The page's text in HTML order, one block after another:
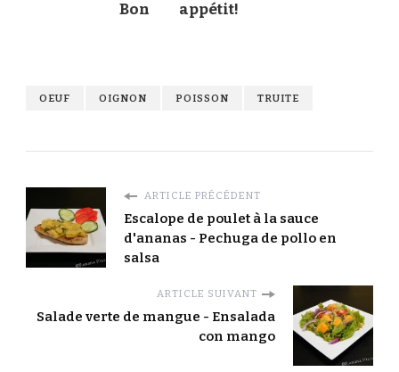
Bon appétit!
OEUF OIGNON POISSON TRUITE
ARTICLE PRÉCÉDENT
Escalope de poulet à la sauce
d'ananas - Pechuga de pollo en
salsa
ARTICLE SUIVANT
Salade verte de mangue - Ensalada
con mango